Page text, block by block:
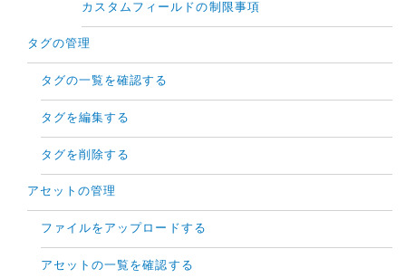
カスタムフィールドの制限事項
タグの管理
タグの一覧を確認する
タグを編集する
タグを削除する
アセットの管理
ファイルをアップロードする
アセットの一覧を確認する